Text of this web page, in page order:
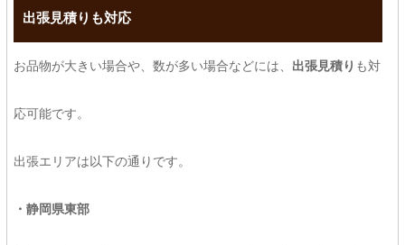
出張見積りも対応
お品物が大きい場合や、数が多い場合などには、 出張見積り も対
応可能です。
出張エリアは以下の通りです。
・静岡県東部